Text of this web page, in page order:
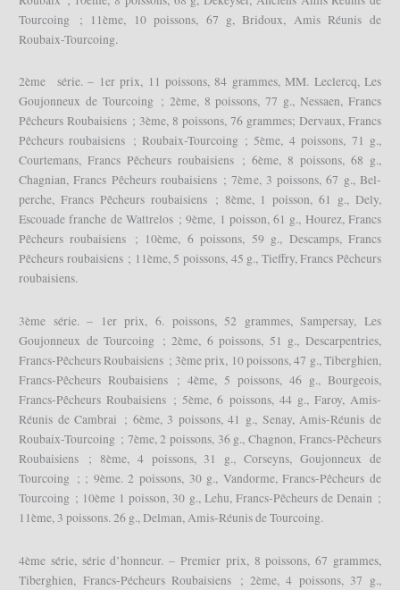
Tourcoing ; 11ème, 10 poissons, 67 g, Bridoux, Amis Réunis de
Roubaix-Tourcoing.
2ème série. – 1er prix, 11 poissons, 84 grammes, MM. Leclercq, Les
Goujonneux de Tourcoing ; 2ème, 8 poissons, 77 g., Nessaen, Francs
Pêcheurs Roubaisiens ; 3ème, 8 poissons, 76 grammes; Dervaux, Francs
Pêcheurs roubaisiens ; Roubaix-Tourcoing ; 5ème, 4 poissons, 71 g.,
Courtemans, Francs Pêcheurs roubaisiens ; 6ème, 8 poissons, 68 g.,
Chagnian, Francs Pêcheurs roubaisiens ; 7ème, 3 poissons, 67 g., Bel-
perche, Francs Pêcheurs roubaisiens ; 8ème, 1 poisson, 61 g., Dely,
Escouade franche de Wattrelos ; 9ème, 1 poisson, 61 g., Hourez, Francs
Pêcheurs roubaisiens ; 10ème, 6 poissons, 59 g., Descamps, Francs
Pêcheurs roubaisiens ; 11ème, 5 poissons, 45 g., Tieffry, Francs Pêcheurs
roubaisiens.
3ème série. – 1er prix, 6. poissons, 52 grammes, Sampersay, Les
Goujonneux de Tourcoing ; 2ème, 6 poissons, 51 g., Descarpentries,
Francs-Pêcheurs Roubaisiens ; 3ème prix, 10 poissons, 47 g., Tiberghien,
Francs-Pêcheurs Roubaisiens ; 4ème, 5 poissons, 46 g., Bourgeois,
Francs-Pêcheurs Roubaisiens ; 5ème, 6 poissons, 44 g., Faroy, Amis-
Réunis de Cambrai ; 6ème, 3 poissons, 41 g., Senay, Amis-Réunis de
Roubaix-Tourcoing ; 7ème, 2 poissons, 36 g., Chagnon, Francs-Pêcheurs
Roubaisiens ; 8ème, 4 poissons, 31 g., Corseyns, Goujonneux de
Tourcoing ; ; 9ème. 2 poissons, 30 g., Vandorme, Francs-Pêcheurs de
Tourcoing ; 10ème 1 poisson, 30 g., Lehu, Francs-Pêcheurs de Denain ;
11ème, 3 poissons. 26 g., Delman, Amis-Réunis de Tourcoing.
4ème série, série d’honneur. – Premier prix, 8 poissons, 67 grammes,
Tiberghien, Francs-Pécheurs Roubaisiens ; 2ème, 4 poissons, 37 g.,